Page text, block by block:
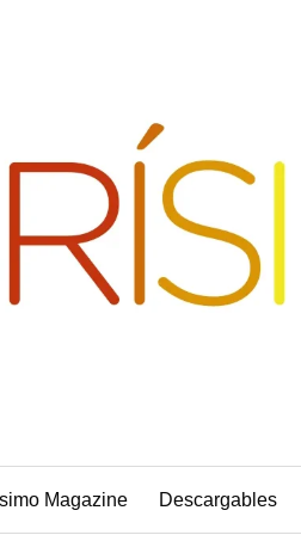
Magazine Descargables